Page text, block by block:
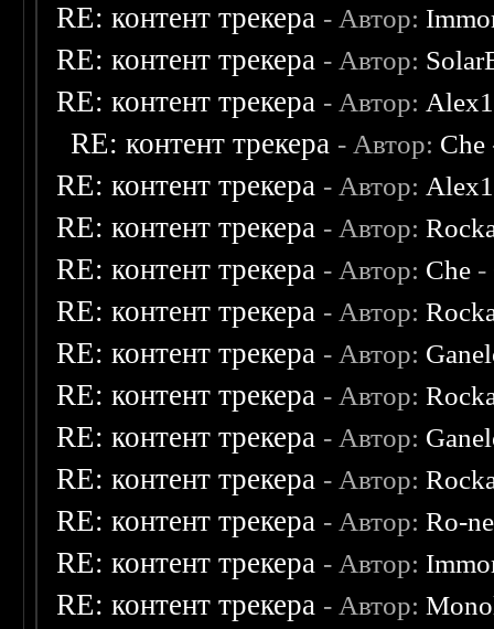
RE: контент трекера - Автор:
RE: контент трекера - Автор:
RE: контент трекера - Автор:
RE: контент трекера - Автор: Che
RE: контент трекера - Автор:
RE: контент трекера - Автор:
RE: контент трекера - Автор: Che -
RE: контент трекера - Автор:
RE: контент трекера - Автор:
RE: контент трекера - Автор:
RE: контент трекера - Автор:
RE: контент трекера - Автор:
RE: контент трекера - Автор:Ro-
RE: контент трекера - Автор:
RE: контент трекера - Автор: